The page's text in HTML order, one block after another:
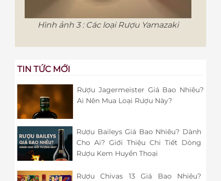
Hình ảnh 3 : Các loại Rượu Yamazaki
TIN TỨC MỚI
Rượu Jagermeister Giá Bao Nhiêu?
Ai Nên Mua Loại Rượu Này?
Rượu Baileys Giá Bao Nhiêu? Dành
Cho Ai? Giới Thiệu Chi Tiết Dòng
Rượu Kem Huyền Thoại
Rượu Chivas 13 Giá Bao Nhiêu?